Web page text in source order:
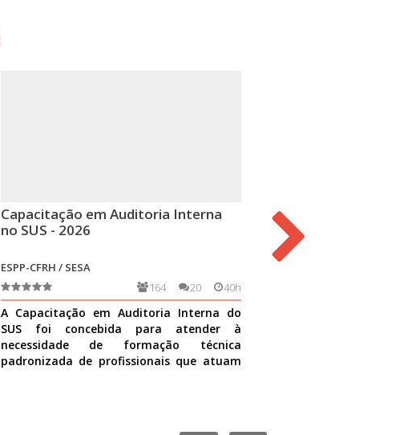
Capacitação em Auditoria Interna
no SUS - 2026
ESPP-CFRH / SESA
40h
20
164
A Capacitação em Auditoria Interna do
SUS foi concebida para atender à
necessidade de formação técnica
padronizada de profissionais que atuam
Trabalho com Grupos
Básica